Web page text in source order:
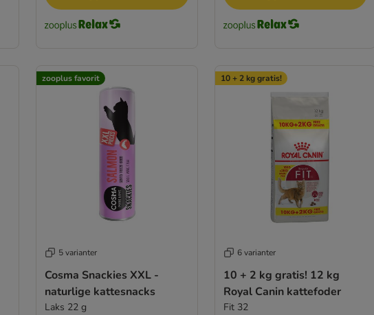
zooplus favorit
5 varianter
Cosma Snackies XXL -
naturlige kattesnacks
Laks 22 g
10 + 2 kg gratis!
6 varianter
10 + 2 kg gratis! 12 kg
Royal Canin kattefoder
Fit 32